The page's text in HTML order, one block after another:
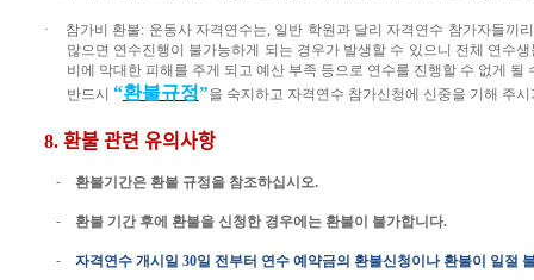
· 참가비 환불: 운동사 자격연수는 일반 학원과 달리 자격연수 참가자들끼
많으면 연수진행이 불가능하게 되는 경우가 발생할 수 있으니 전체 연수
비에 막대한 피해를 주게 되고 예산 부족 등으로 연수를 진행할 수 없게 될
반드시 “환불규정”을 숙지하고 자격연수 참가신청에 신중을 기해 주
8. 환불 관련 유의사항
- 환불기간은 환불 규정을 참조하십시오.
- 환불 기간 후에 환불을 신청한 경우에는 환불이 불가합니다.
- 자격연수 개시일30일 전부터 연수 예약금의 환불신청이나 환불이 일절